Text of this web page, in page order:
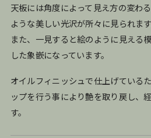
天板には角度によって見え方の変わ
ような美しい光沢が所々に見られます
また、一見すると絵のように見える
した象嵌になっています。
オイルフィニッシュで仕上げている
ップを行う事により艶を取り戻し、
す。